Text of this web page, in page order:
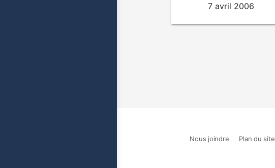
7 avril 2006
Nous joindre Plan du site